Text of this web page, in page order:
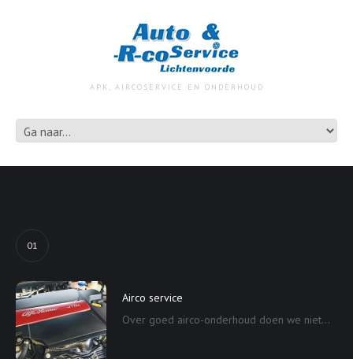
APK, AIRCOSERVICE EN ONDERHOUD
01
Airco service
Over goed airco-onderhoud doen we niet...